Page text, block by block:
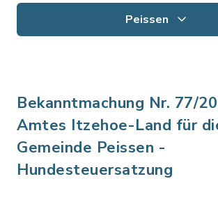
Peissen
Bekanntmachung Nr. 77/
Amtes Itzehoe-Land für
Gemeinde Peissen -
Hundesteuersatzung